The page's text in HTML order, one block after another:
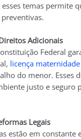
temas permite
Adicionais
Federal
licença maternidade
do menor. Esses
justo e seguro
Legais
estão em constante